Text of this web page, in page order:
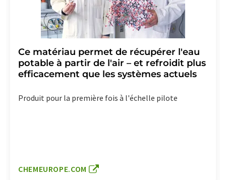
Ce matériau permet de récupérer l'eau
potable à partir de l'air – et refroidit plus
efficacement que les systèmes actuels
Produit pour la première fois à l'échelle pilote
CHEMEUROPE.COM